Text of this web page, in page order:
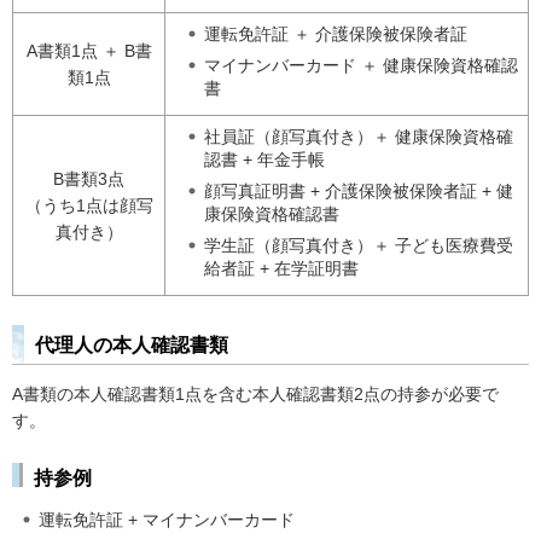
A書類1点 ＋ B書
類1点
運転免許証 ＋ 介護保険被保険者証
マイナンバーカード ＋ 健康保険資格確認
書
B書類3点
（うち1点は顔写
真付き）
社員証（顔写真付き）＋ 健康保険資格確
認書 + 年金手帳
顔写真証明書 + 介護保険被保険者証 + 健
康保険資格確認書
学生証（顔写真付き）＋ 子ども医療費受
給者証 + 在学証明書
代理人の本人確認書類
A書類の本人確認書類1点を含む本人確認書類2点の持参が必要で
す。
持参例
運転免許証 + マイナンバーカード